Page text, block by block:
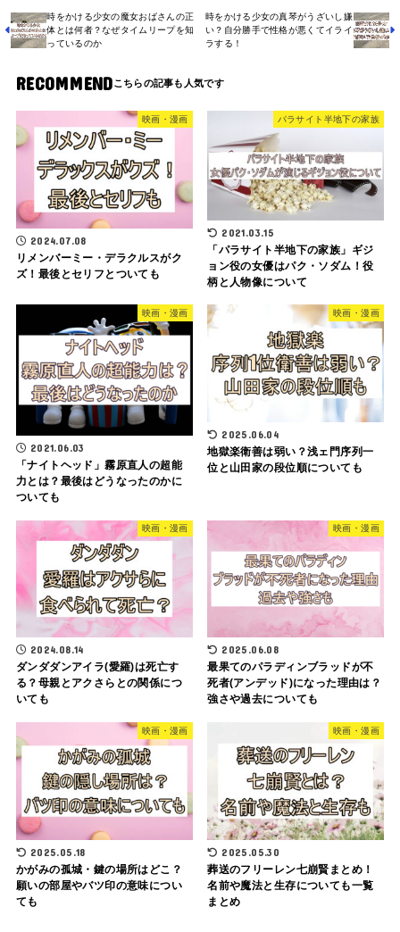
時をかける少女の魔女おばさんの正
体とは何者？なぜタイムリープを知
っているのか
時をかける少女の真琴がうざいし嫌
い？自分勝手で性格が悪くてイライ
ラする！
RECOMMEND
映画・漫画
2024.07.08
リメンバーミー・デラクルスがク
ズ！最後とセリフとついても
パラサイト半地下の家族
2021.03.15
「パラサイト半地下の家族」ギジ
ョン役の女優はパク・ソダム！役
柄と人物像について
映画・漫画
2021.06.03
「ナイトヘッド」霧原直人の超能
力とは？最後はどうなったのかに
ついても
映画・漫画
2025.06.04
地獄楽衛善は弱い？浅ェ門序列一
位と山田家の段位順についても
映画・漫画
2024.08.14
ダンダダンアイラ(愛羅)は死亡す
る？母親とアクさらとの関係につ
いても
映画・漫画
2025.06.08
最果てのパラディンブラッドが不
死者(アンデッド)になった理由は？
強さや過去についても
映画・漫画
2025.05.18
かがみの孤城・鍵の場所はどこ？
願いの部屋やバツ印の意味につい
ても
映画・漫画
2025.05.30
葬送のフリーレン七崩賢まとめ！
名前や魔法と生存についても一覧
まとめ